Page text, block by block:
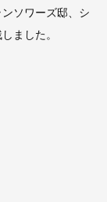
ソワーズ邸、シ
ました。